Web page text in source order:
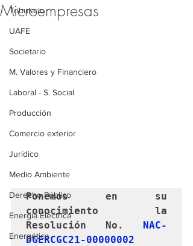
Tributario
UAFE
Societario
M. Valores y Financiero
Laboral - S. Social
Producción
Comercio exterior
Jurídico
Medio Ambiente
Derecho Público
Energía Eléctrica
Energética
Microempresas
Ponemos en su
conocimiento la
Resolución No. NAC-
DGERCGC21-00000002